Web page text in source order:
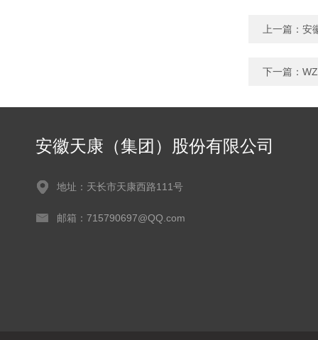
上一篇： 安
下一篇：
安徽天康（集团）股份有限公司
地址：天长市天康西路111号
邮箱：715790697@QQ.com